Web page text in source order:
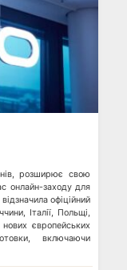
розширює свою
онлайн-заходу для
офіційний
Італії, Польщі,
європейських
включаючи